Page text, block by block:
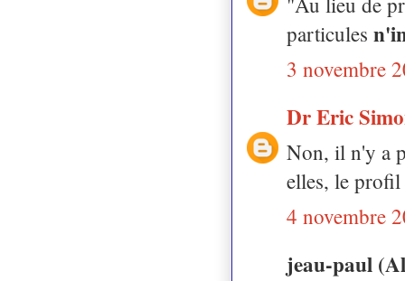
particules
3 novembre
Dr Eric
Non, il n'y a
elles, le profil
4 novembre
jeau-paul